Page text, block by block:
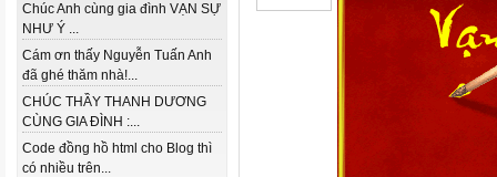
Chúc Anh cùng gia đình VẠN SỰ
NHƯ Ý ...
Cám ơn thấy Nguyễn Tuấn Anh
đã ghé thăm nhà!...
CHÚC THẦY THANH DƯƠNG
CÙNG GIA ĐÌNH :...
Code đồng hồ html cho Blog thì
có nhiều trên...